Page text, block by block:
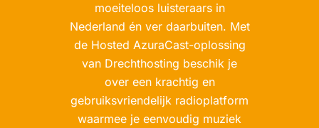
moeiteloos luisteraars in
Nederland én ver daarbuiten. Met
de Hosted AzuraCast-oplossing
van Drechthosting beschik je
over een krachtig en
gebruiksvriendelijk radioplatform
waarmee je eenvoudig muziek